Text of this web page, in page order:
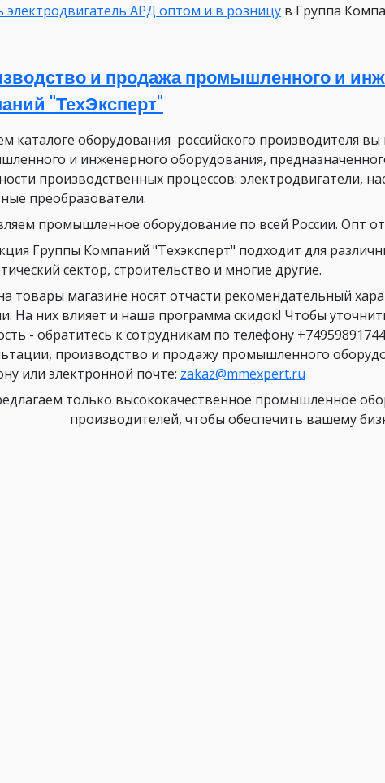
электродвигатель АРД оптом и в розницу в Группа
и продажа промышленного и
"ТехЭксперт"
каталоге оборудования российского производителя
и инженерного оборудования,
производственных процессов: электродвигатели,
преобразователи.
промышленное оборудование по всей России. Опт
Группы Компаний "Техэксперт" подходит для
сектор, строительство и многие другие.
товары магазине носят отчасти рекомендательный
На них влияет и наша программа скидок! Чтобы
- обратитесь к сотрудникам по телефону
производство и продажу промышленного
или электронной почте: zakaz@mmexpert.ru
только высококачественное промышленное
производителей, чтобы обеспечить вашему